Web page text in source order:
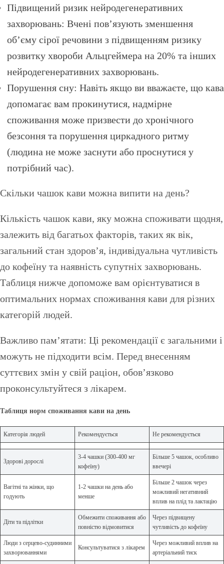
Підвищений ризик нейродегенеративних
захворювань: Вчені пов’язують зменшення
об’єму сірої речовини з підвищенням ризику
розвитку хвороби Альцгеймера на 20% та інших
нейродегенеративних захворювань.
Порушення сну: Навіть якщо ви вважаєте, що кава
допомагає вам прокинутися, надмірне
споживання може призвести до хронічного
безсоння та порушення циркадного ритму
(людина не може заснути або проснутися у
потрібний час).
Скільки чашок кави можна випити на день?
Кількість чашок кави, яку можна споживати щодня,
залежить від багатьох факторів, таких як вік,
загальний стан здоров’я, індивідуальна чутливість
до кофеїну та наявність супутніх захворювань.
Таблиця нижче допоможе вам орієнтуватися в
оптимальних нормах споживання кави для різних
категорій людей.
Важливо пам’ятати: Ці рекомендації є загальними і
можуть не підходити всім. Перед внесенням
суттєвих змін у свій раціон, обов’язково
проконсультуйтеся з лікарем.
Таблиця норм споживання кави на день
Категорія людей Рекомендується Не рекомендується
Здорові дорослі
3-4 чашки (300-400 мг
кофеїну)
Більше 5 чашок, особливо
ввечері
Вагітні та жінки, що
годують
1-2 чашки на день або
менше
Більше 2 чашок через
можливий негативний
вплив на плід та лактацію
Діти та підлітки
Обмежити споживання або
повністю відмовитися
Через підвищену
чутливість до кофеїну
Люди з серцево-судинними
захворюваннями
Консультуватися з лікарем
Через можливий вплив на
артеріальний тиск